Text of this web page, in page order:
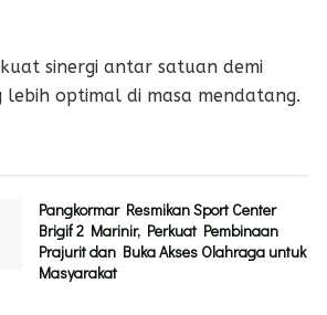
sinergi antar satuan demi
optimal di masa mendatang.
Pangkormar Resmikan Sport Center
Brigif 2 Marinir, Perkuat Pembinaan
Prajurit dan Buka Akses Olahraga untuk
Masyarakat